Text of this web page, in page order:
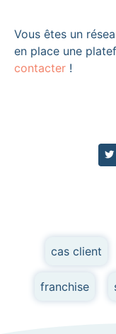
Vous êtes un
en place une
contacter !
cas client
franchise